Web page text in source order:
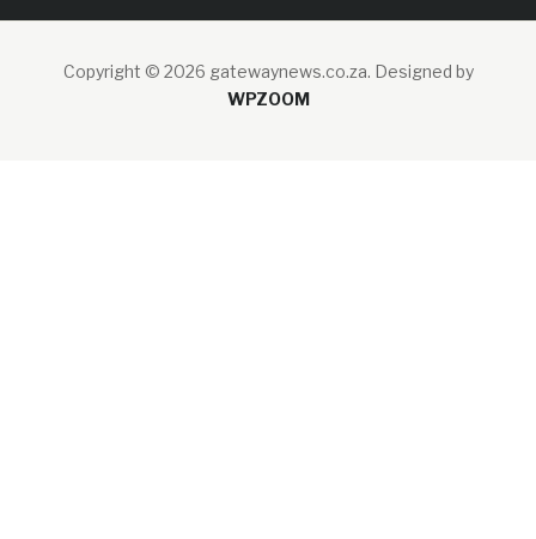
Copyright © 2026 gatewaynews.co.za. Designed by
WPZOOM